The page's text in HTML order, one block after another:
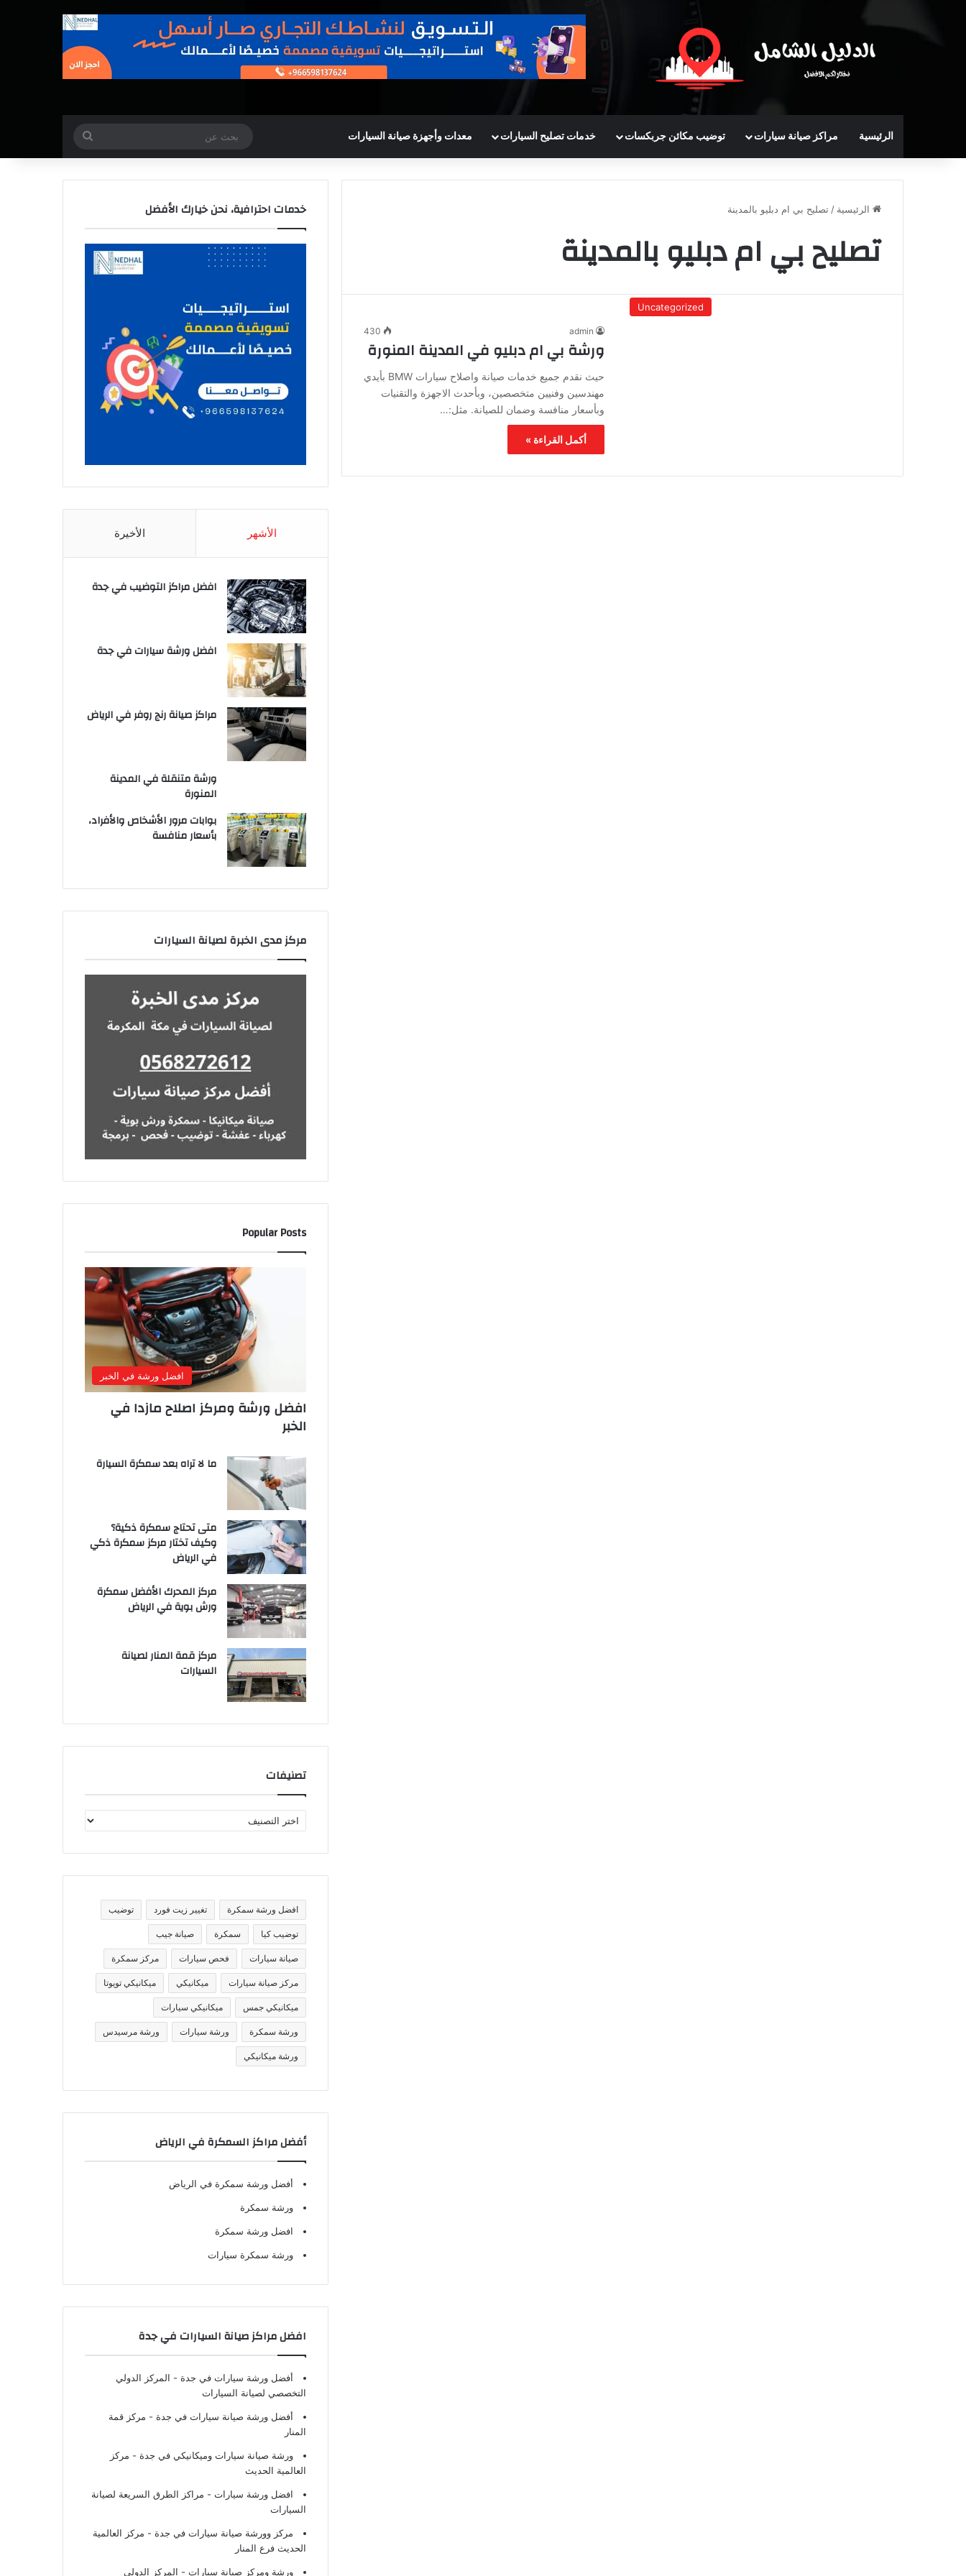
الرئيسية مراكز صيانة سيارات توضيب مكائن جربكسات خدمات تصليح السيارات معدات وأجهزة صيانة السيارات
عن
الرئيسية /تصليح بي ام دبليو بالمدينة
تصليح بي ام دبليو بالمدينة
Uncategorized
admin
430
ورشة بي ام دبليو في المدينة المنورة
حيث نقدم جميع خدمات صيانة واصلاح سيارات BMW بأيدي
مهندسين وفنيين متخصصين، وبأحدث الاجهزة والتقنيات
وبأسعار منافسة وضمان للصيانة. مثل:…
أكمل القراءة »
خدمات احترافية، نحن خيارك الأفضل
الأشهر الأخيرة
افضل مراكز التوضيب في جدة
افضل ورشة سيارات في جدة
مراكز صيانة رنج روفر في الرياض
ورشة متنقلة في المدينة
المنورة
بوابات مرور الأشخاص والأفراد،
بأسعار منافسة
مركز مدى الخبرة لصيانة السيارات
Popular Posts
افضل ورشة في الخبر
افضل ورشة ومركز اصلاح مازدا في
الخبر
ما لا تراه بعد سمكرة السيارة
متى تحتاج سمكرة ذكية؟
وكيف تختار مركز سمكرة ذكي
في الرياض
مركز المحرك الأفضل سمكرة
ورش بوية في الرياض
مركز قمة المنار لصيانة
السيارات
تصنيفات
ص
ف
تافضل ورشة سمكرة تغيير زيت فورد توضيب
توضيب كيا سمكرة صيانة جيب
صيانة سيارات فحص سيارات مركز سمكرة
مركز صيانة سيارات ميكانيكي ميكانيكي تويوتا
ميكانيكي جمس ميكانيكي سيارات
ورشة سمكرة ورشة سيارات ورشة مرسيدس
ورشة ميكانيكي
أفضل مراكز السمكرة في الرياض
أفضل ورشة سمكرة في الرياض
ورشة سمكرة
افضل ورشة سمكرة
ورشة سمكرة سيارات
افضل مراكز صيانة السيارات في جدة
أفضل ورشة سيارات في جدة - المركز الدولي
التخصصي لصيانة السيارات
أفضل ورشة صيانة سيارات في جدة - مركز قمة
المنار
ورشة صيانة سيارات وميكانيكي في جدة - مركز
العالمية الحديث
افضل ورشة سيارات - مراكز الطرق السريعة لصيانة
السيارات
مركز وورشة صيانة سيارات في جدة - مركز العالمية
الحديث فرع المنار
ورشة ومركز صيانة سيارات - المركز الدولي